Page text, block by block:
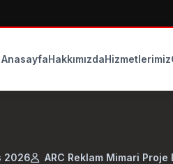
AnasayfaHakkımızdaHizmetlerimiz
2026 ARC Reklam Mimari Proje